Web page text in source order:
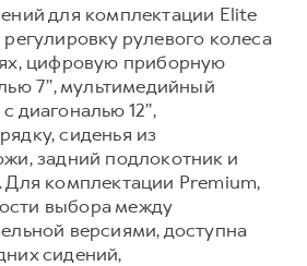
для комплектации Elite
рулевого колеса
цифровую приборную
7’’, мультимедийный
12’’,
сиденья из
задний подлокотник и
Для комплектации Premium,
выбора между
версиями, доступна
сидений,